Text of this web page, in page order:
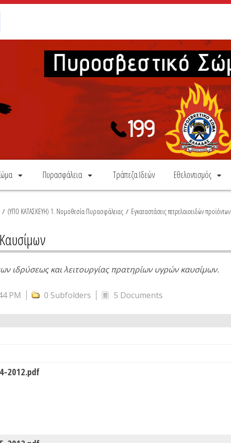
Πυρασφάλεια Τράπεζα Ιδεών Εθελοντισμός
/ (ΥΠΟ ΚΑΤΑΣΚΕΥΗ) 1. Νομοθεσία Πυρασφάλειας / Εγκαταστάσεις πετρελαιοειδών προϊόντων
ιδρύσεως και λειτουργίας πρατηρίων υγρών καυσίμων.
PM 0 Subfolders 5 Documents
2012.pdf